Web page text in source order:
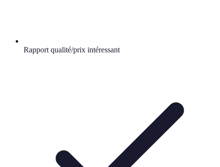
Rapport qualité/prix intéressant